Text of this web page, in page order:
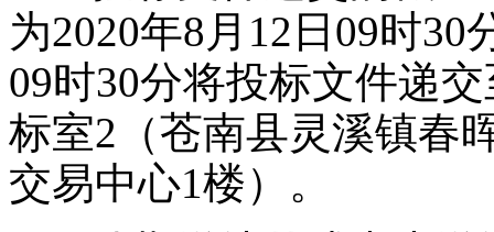
为2020年8月12日09时
09时30分将投标文件递
标室2（苍南县灵溪镇春
交易中心1楼）。